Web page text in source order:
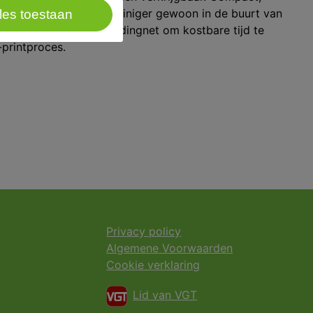
installeer de reiniger gewoon in de buurt van
aan op het waterleidingnet om kostbare tijd te
Privacy policy
Algemene Voorwaarden
Cookie verklaring
Lid van VGT
toestaan